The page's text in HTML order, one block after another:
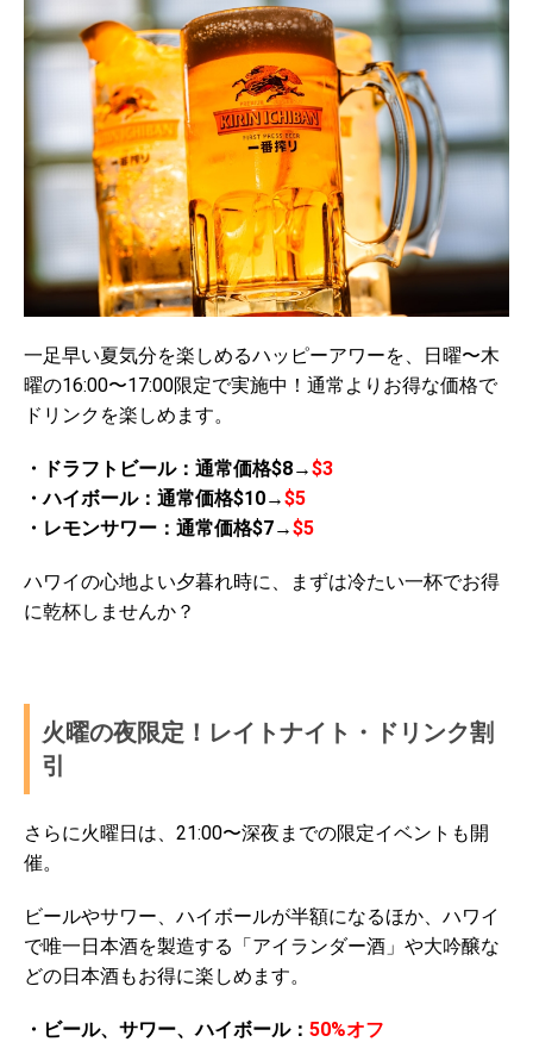
一足早い夏気分を楽しめるハッピーアワーを、日曜〜木
曜の16:00〜17:00限定で実施中！通常よりお得な価格で
ドリンクを楽しめます。
・ドラフトビール：通常価格$8→$3
・ハイボール：通常価格$10→$5
・レモンサワー：通常価格$7→$5
ハワイの心地よい夕暮れ時に、まずは冷たい一杯でお得
に乾杯しませんか？
火曜の夜限定！レイトナイト・ドリンク割
引
さらに火曜日は、21:00〜深夜までの限定イベントも開
催。
ビールやサワー、ハイボールが半額になるほか、ハワイ
で唯一日本酒を製造する「アイランダー酒」や大吟醸な
どの日本酒もお得に楽しめます。
・ビール、サワー、ハイボール： 50%オフ